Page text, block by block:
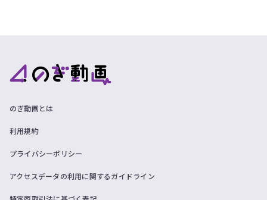
のぎ動画とは
利用規約
プライバシーポリシー
アクセスデータの利用に関するガイドライン